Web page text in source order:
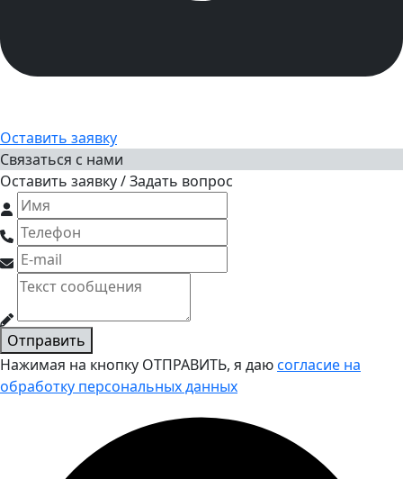
Оставить заявку
Связаться с нами
Оставить заявку / Задать вопрос
Отправить
Нажимая на кнопку ОТПРАВИТЬ, я даюсогласие на
обработку персональных данных